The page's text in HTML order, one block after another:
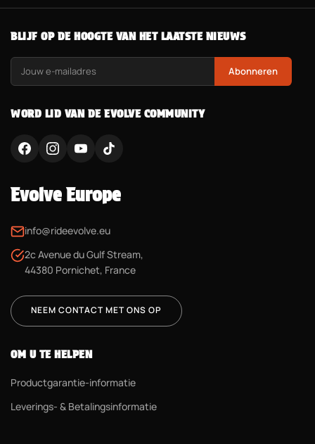
BLIJF OP DE HOOGTE VAN HET LAATSTE NIEUWS
Abonneren
WORD LID VAN DE EVOLVE COMMUNITY
Evolve Europe
info@rideevolve.eu
2c Avenue du Gulf Stream,
44380 Pornichet, France
NEEM CONTACT MET ONS OP
OM U TE HELPEN
Productgarantie-informatie
Leverings- & Betalingsinformatie